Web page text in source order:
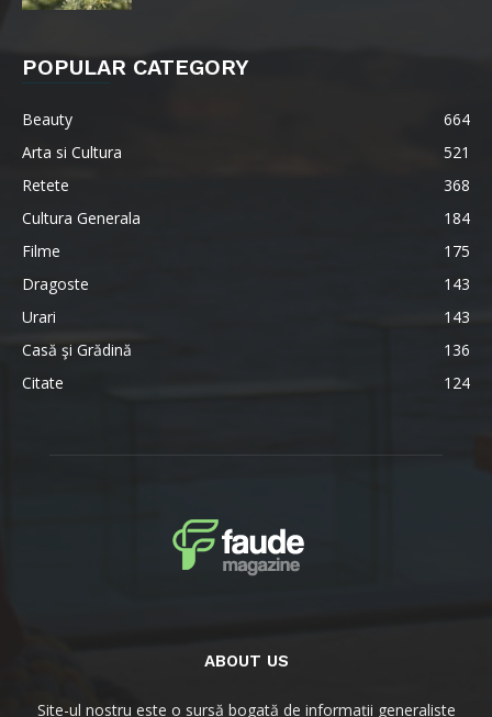
POPULAR CATEGORY
Beauty
664
Arta si Cultura
521
Retete
368
Cultura Generala
184
Filme
175
Dragoste
143
Urari
143
Casă şi Grădină
136
Citate
124
ABOUT US
Site-ul nostru este o sursă bogată de informații generaliste